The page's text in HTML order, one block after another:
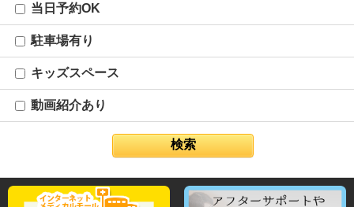
当日予約OK
駐車場有り
キッズスペース
動画紹介あり